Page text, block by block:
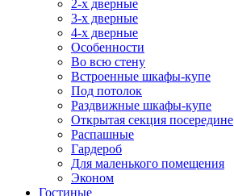
2-х дверные
3-х дверные
4-х дверные
Особенности
Во всю стену
Встроенные шкафы-купе
Под потолок
Раздвижные шкафы-купе
Открытая секция посередине
Распашные
Гардероб
Для маленького помещения
Эконом
Гостиные